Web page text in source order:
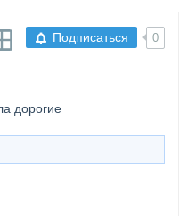
Подписаться 0
дорогие